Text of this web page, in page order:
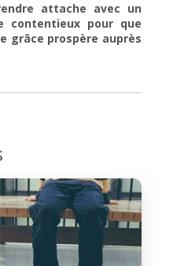
attache avec un
contentieux pour que
grâce prospère auprès